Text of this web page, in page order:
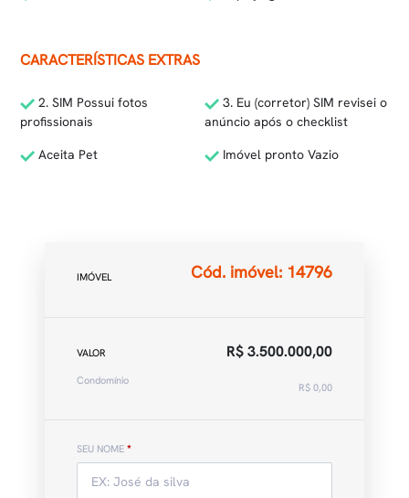
CARACTERÍSTICAS EXTRAS
2. SIM Possui fotos
profissionais
3. Eu (corretor) SIM revisei o
anúncio após o checklist
Aceita Pet
Imóvel pronto Vazio
IMÓVEL Cód. imóvel: 14796
VALOR R$ 3.500.000,00
Condomínio
R$ 0,00
SEU NOME *